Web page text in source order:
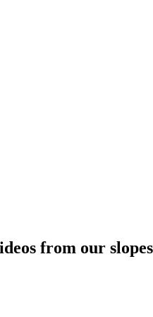
from our slopes